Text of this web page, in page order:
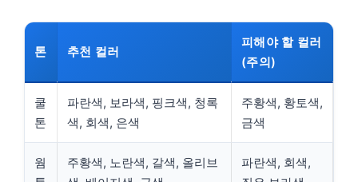
톤 추천 컬러
피해야 할 컬러
(주의)
쿨
톤
파란색, 보라색, 핑크색, 청록
색, 회색, 은색
주황색, 황토색,
금색
웜
주황색, 노란색, 갈색, 올리브
파란색, 회색,